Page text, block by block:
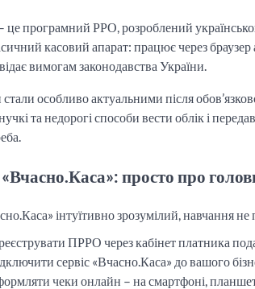
це програмний РРО, розроблений
касовий апарат: працює через
вимогам законодавства України.
особливо актуальними після
та недорогі способи вести облік і
просто про
інтуїтивно зрозумілий, навчання
ПРРО через кабінет платника
сервіс «Вчасно.Каса» до вашого
чеки онлайн – на смартфоні,